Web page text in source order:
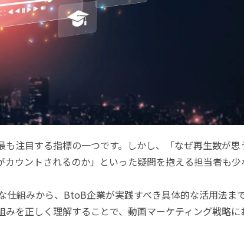
注目する指標の一つです。しかし、「なぜ再生数が思
ウントされるのか」といった疑問を抱える担当者も少
組みから、 BtoB企業が実践すべき具体的な活用法ま
みを正しく理解することで、動画マーケティング戦略に